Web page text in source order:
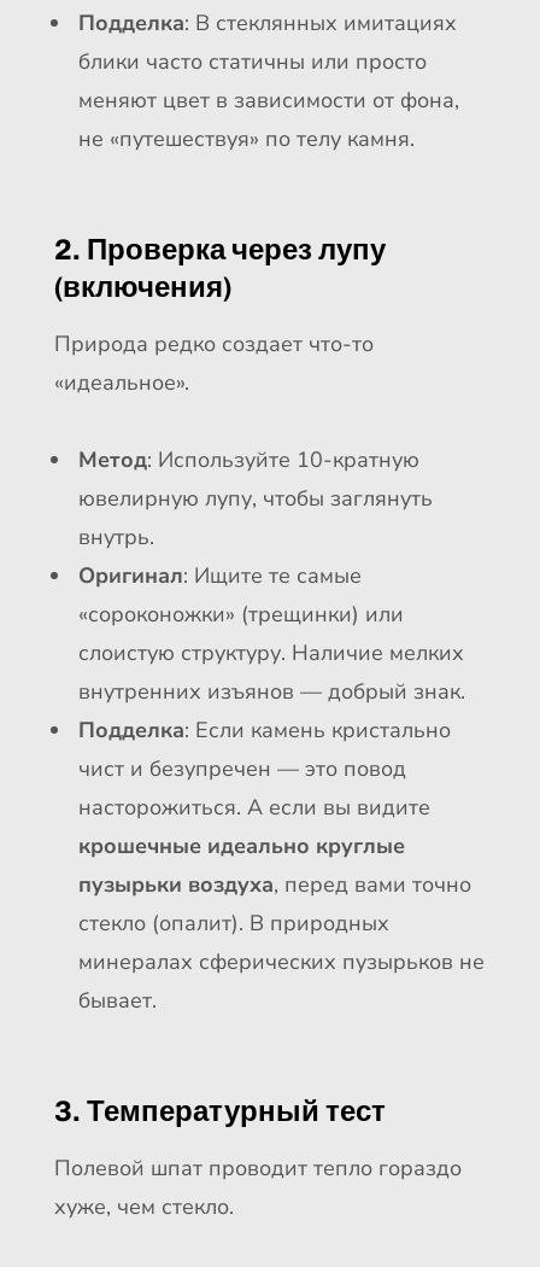
Подделка: В стеклянных имитациях
блики часто статичны или просто
меняют цвет в зависимости от фона,
не «путешествуя» по телу камня.
2. Проверка через лупу
(включения)
Природа редко создает что-то
«идеальное».
Метод: Используйте 10-кратную
ювелирную лупу, чтобы заглянуть
внутрь.
Оригинал: Ищите те самые
«сороконожки» (трещинки) или
слоистую структуру. Наличие мелких
внутренних изъянов — добрый знак.
Подделка: Если камень кристально
чист и безупречен — это повод
насторожиться. А если вы видите
крошечные идеально круглые
пузырьки воздуха, перед вами точно
стекло (опалит). В природных
минералах сферических пузырьков не
бывает.
3. Температурный тест
Полевой шпат проводит тепло гораздо
хуже, чем стекло.